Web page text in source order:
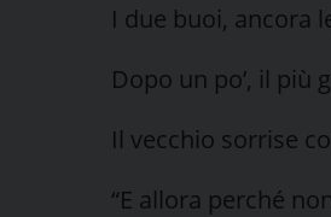
I due buoi, ancora
Dopo un po’, il più
Il vecchio sorrise
“E allora perché